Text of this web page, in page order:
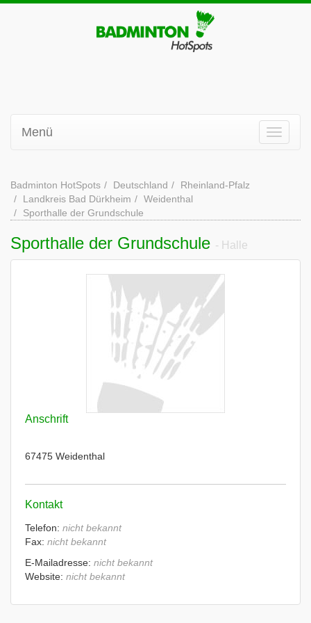
Menü
Badminton HotSpots Deutschland
Rheinland-Pfalz
Landkreis Bad Dürkheim
Weidenthal
Sporthalle der Grundschule
Sporthalle der Grundschule - Halle
Anschrift
67475 Weidenthal
Kontakt
Telefon: nicht bekannt
Fax: nicht bekannt
E-Mailadresse: nicht bekannt
Website: nicht bekannt